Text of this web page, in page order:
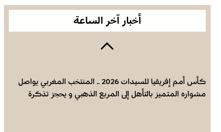
أخبار آخر الساعة
كأس أمم إفريقيا للسيدات 2026 .. المنتخب المغربي يواصل
مشواره المتميز بالتأهل إلى المربع الذهبي و يحجز تذكرة